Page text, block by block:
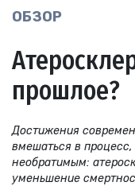
ОБЗОР
прошлое?
Достижения
вмешаться в
необратимым:
уменьшение